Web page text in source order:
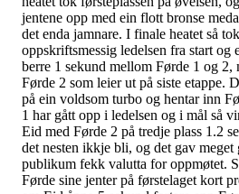
jentene opp med ein flott bronse
det enda jamnare. I finale heatet så
oppskriftsmessig ledelsen fra start og
berre 1 sekund mellom Førde 1 og 2,
Førde 2 som leier ut på siste etappe.
på ein voldsom turbo og hentar inn
1 har gått opp i ledelsen og i mål så
Eid med Førde 2 på tredje plass 1.2
det nesten ikkje bli, og det gav
publikum fekk valutta for oppmøtet.
Førde sine jenter på førstelaget kort